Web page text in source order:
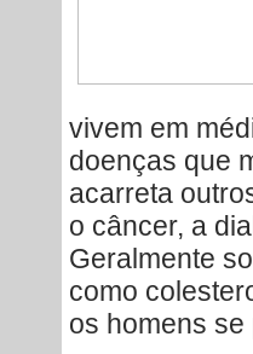
vivem em
doenças que
acarreta
o câncer, a
Geralmente
como
os homens